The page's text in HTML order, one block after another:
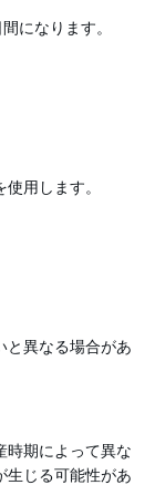
になります。
用します。
と異なる場合があ
時期によって異な
生じる可能性があ